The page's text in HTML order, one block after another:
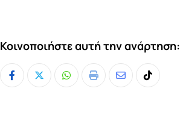
Κοινοποιήστε αυτή την ανάρτηση:
Whatsapp
Print
ShareTiktok